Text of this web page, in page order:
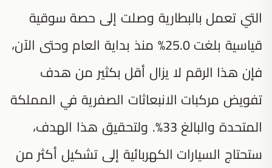
التي تعمل بالبطارية وصلت إلى حصة سوقية
قياسية بلغت 25.0% منذ بداية العام وحتى الآن،
فإن هذا الرقم لا يزال أقل بكثير من هدف
تفويض مركبات الانبعاثات الصفرية في المملكة
المتحدة والبالغ 33%. ولتحقيق هذا الهدف،
ستحتاج السيارات الكهربائية إلى تشكيل أكثر من